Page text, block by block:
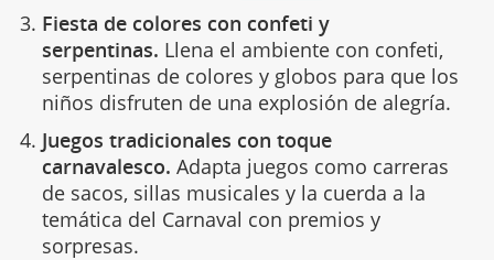
Fiesta de colores con confeti y
serpentinas. Llena el ambiente con confeti,
serpentinas de colores y globos para que los
niños disfruten de una explosión de alegría.
Juegos tradicionales con toque
carnavalesco. Adapta juegos como carreras
de sacos, sillas musicales y la cuerda a la
temática del Carnaval con premios y
sorpresas.